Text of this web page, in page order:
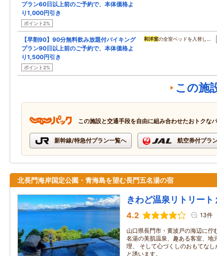
プラン60日以上前のご予約で、本体価格よ
り1,000円引き
ポイント2%
【早割90】90分無料飲み放題付バイキング
プラン90日以上前のご予約で、本体価格よ
り1,500円引き
ポイント2%
和洋室の全室ベッドを入替し…
この施
この施設と交通手段を自由に組み合わせたおトクな
新幹線/特急付プラン一覧へ 航空券付プラ
北長門海岸国定公園・青海島を望む長門五名湯の宿
きわど温泉リトリート
4.2 13件
山口県長門市・黄波戸の海辺に佇
名湯の美肌温泉、趣ある客室、地
理、 そして心づくしのおもてな
と誘います。